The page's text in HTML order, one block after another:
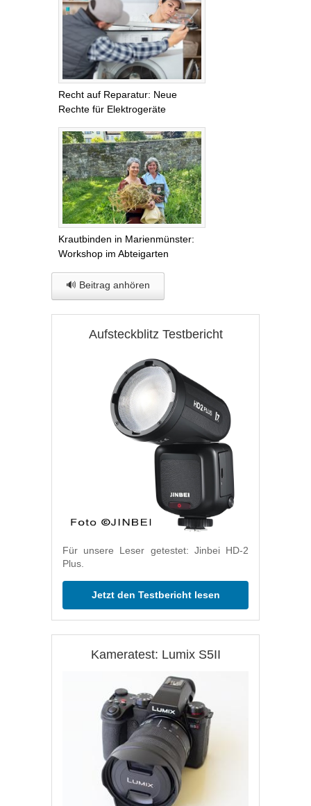
Recht auf Reparatur: Neue
Rechte für Elektrogeräte
Krautbinden in Marienmünster:
Workshop im Abteigarten
🔊 Beitrag anhören
Aufsteckblitz Testbericht
Für unsere Leser getestet: Jinbei HD-2
Plus.
Jetzt den Testbericht lesen
Kameratest: Lumix S5II